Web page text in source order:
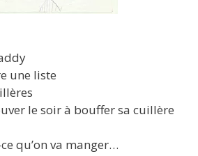
une liste
le soir à bouffer sa cuillère
qu’on va manger…